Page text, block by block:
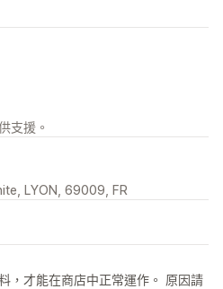
支援。
LYON, 69009, FR
，才能在商店中正常運作。 原因請